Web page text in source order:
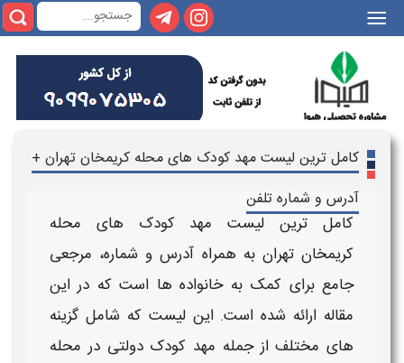
|||
کامل ترین لیست مهد کودک های محله کریمخان تهران +
آدرس و شماره تلفن
کامل ترین لیست مهد کودک های محله
کریمخانتهران به همراه آدرس و شماره، مرجعی
جامع برای کمک به خانواده ها است که در این
مقاله ارائه شده است. این لیست که شامل گزینه
های مختلف از جمله مهد کودک دولتی در محله